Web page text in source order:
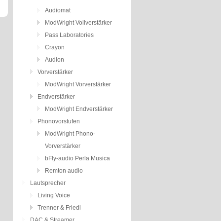
Audiomat
ModWright Vollverstärker
Pass Laboratories
Crayon
Audion
Vorverstärker
ModWright Vorverstärker
Endverstärker
ModWright Endverstärker
Phonovorstufen
ModWright Phono-
Vorverstärker
bFly-audio Perla Musica
Remton audio
Lautsprecher
Living Voice
Trenner & Friedl